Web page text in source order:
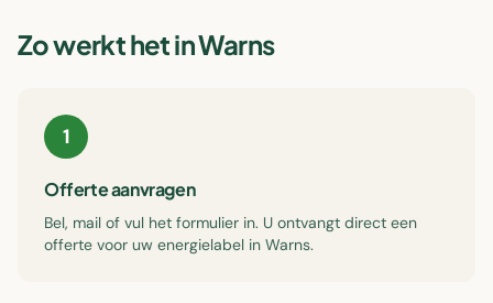
Zo werkt het inWarns
1
Offerte aanvragen
Bel, mail of vul het formulier in. U ontvangt direct een
offerte voor uw energielabel in Warns.